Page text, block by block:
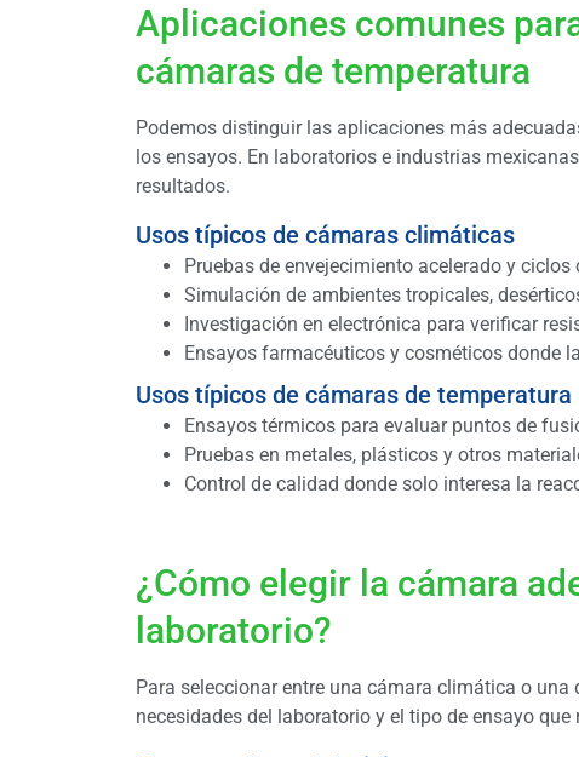
Aplicaciones comunes
cámaras de temperatura
Podemos distinguir las aplicaciones más
los ensayos. En laboratorios e industrias
resultados.
Usos típicos de cámaras climáticas
Pruebas de envejecimiento acelerado y ciclos
Simulación de ambientes tropicales,
Investigación en electrónica para verificar
Ensayos farmacéuticos y cosméticos donde
Usos típicos de cámaras de temperatura
Ensayos térmicos para evaluar puntos de
Pruebas en metales, plásticos y otros
Control de calidad donde solo interesa la
¿Cómo elegir la cámara
laboratorio?
Para seleccionar entre una cámara climática o
necesidades del laboratorio y el tipo de ensayo que